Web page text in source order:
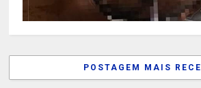
POSTAGEM MAIS